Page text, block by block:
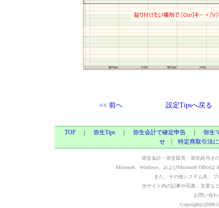
<< 前へ 設定Tipsへ戻る
TOP ｜ 弥生Tips ｜ 弥生会計で確定申告 ｜ 弥生
せ | 特定商取引法
弥生会計・弥生販売・弥生給与そ
Microsoft、Windows、およびMicrosoft Office
また、その他システム名、
当サイト内の記事や写真、文章な
お問い合わ
Copyright(c)2008-